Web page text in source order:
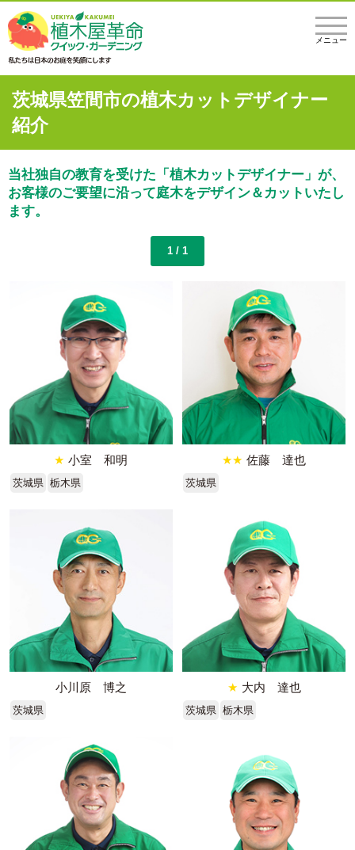
メニュー
茨城県笠間市の植木カットデザイナー
紹介
当社独自の教育を受けた「植木カットデザイナー」が、
お客様のご要望に沿って庭木をデザイン＆カットいたし
ます。
1 / 1
★ 小室 和明
茨城県 栃木県
★★ 佐藤 達也
茨城県
小川原 博之
茨城県
★ 大内 達也
茨城県 栃木県